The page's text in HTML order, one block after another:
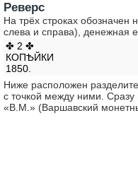
Реверс
На трёх строках обозначен
слева и справа), денежная
✤ 2 ✤
КОПѢЙКИ
1850.
Ниже расположен
с точкой между ними.
«В.М.» (Варшавский